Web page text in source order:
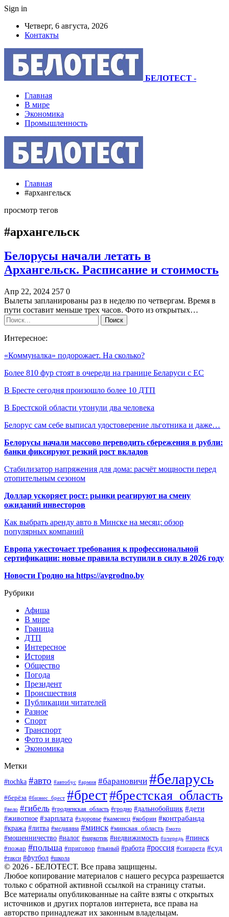
Sign in
Четверг, 6 августа, 2026
Контакты
БЕЛОТЕСТ -
Главная
В мире
Экономика
Промышленность
Главная
#архангельск
просмотр тегов
#архангельск
Белорусы начали летать в
Архангельск. Расписание и стоимость
Апр 22, 2024 257 0
Вылеты запланированы раз в неделю по четвергам. Время в
пути составит меньше трех часов. Фото из открытых…
Интересное:
«Коммуналка» подорожает. На сколько?
Более 810 фур стоят в очереди на границе Беларуси с ЕС
В Бресте сегодня произошло более 10 ДТП
В Брестской области утонули два человека
Белорус сам себе выписал удостоверение льготника и даже…
Белорусы начали массово переводить сбережения в рубли:
банки фиксируют резкий рост вкладов
Стабилизатор напряжения для дома: расчёт мощности перед
отопительным сезоном
Доллар ускоряет рост: рынки реагируют на смену
ожиданий инвесторов
Как выбрать аренду авто в Минске на месяц: обзор
популярных компаний
Европа ужесточает требования к профессиональной
сертификации: новые правила вступили в силу в 2026 году
Новости Гродно на https://avgrodno.by
Рубрики
Афиша
В мире
Граница
ДТП
Интересное
История
Общество
Погода
Президент
Происшествия
Публикации читателей
Разное
Спорт
Транспорт
Фото и видео
Экономика
Метки
#tochka #авто #автобус #армия #барановичи #беларусь
#берёза #бизнес_брест #брест#брестская_область
#вело #гибель #гродненская_область #гродно #дальнобойщик #дети
#животное #зарплата #здоровье #каменец #кобрин #контрабанда
#кража #литва #медицина #минск #минская_область #мото
#мошенничество #налог #наркотик #недвижимость #очередь #пинск
#пожар #польша #приговор #пьяный #работа #россия #сигарета #суд
#такси #футбол #школа
© 2026 - БЕЛОТЕСТ. Все права защищены.
Любое копирование материалов с нашего ресурса разрешается
только с обратной активной ссылкой на страницу статьи.
Все материалы опубликованные на сайте взяты с открытых
источников и других порталов интернета, все права на
авторство принадлежат их законным владельцам.